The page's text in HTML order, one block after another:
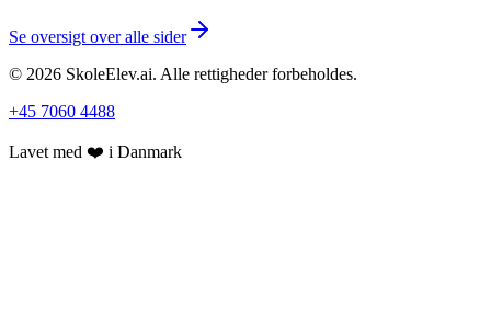
Se oversigt over alle sider
© 2026 SkoleElev.ai. Alle rettigheder forbeholdes.
+45 7060 4488
Lavet med ❤️ i Danmark